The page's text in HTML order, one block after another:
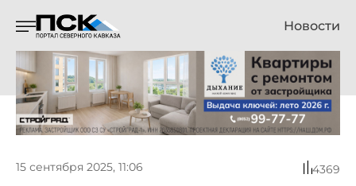
Новости
15 сентября 2025, 11:06 4369